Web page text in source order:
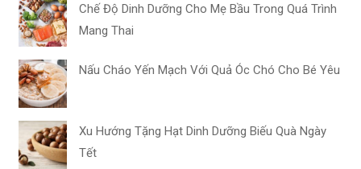
Chế Độ Dinh Dưỡng Cho Mẹ Bầu Trong Quá Trình
Mang Thai
Nấu Cháo Yến Mạch Với Quả Óc Chó Cho Bé Yêu
Xu Hướng Tặng Hạt Dinh Dưỡng Biếu Quà Ngày
Tết